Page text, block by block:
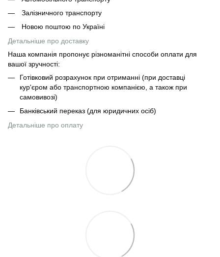
Залізничного транспорту
Новою поштою по Україні
Детальніше про доставку
Наша компанія пропонує різноманітні способи оплати для
вашої зручності:
Готівковий розрахунок при отриманні (при доставці
кур'єром або транспортною компанією, а також при
самовивозі)
Банківський переказ (для юридичних осіб)
Детальніше про оплату